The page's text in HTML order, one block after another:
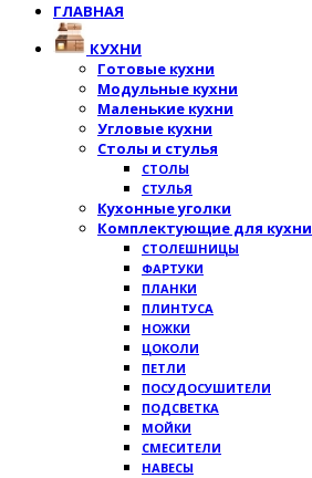
ГЛАВНАЯ
КУХНИ
Готовые кухни
Модульные кухни
Маленькие кухни
Угловые кухни
Столы и стулья
СТОЛЫ
СТУЛЬЯ
Кухонные уголки
Комплектующие для кухни
СТОЛЕШНИЦЫ
ФАРТУКИ
ПЛАНКИ
ПЛИНТУСА
НОЖКИ
ЦОКОЛИ
ПЕТЛИ
ПОСУДОСУШИТЕЛИ
ПОДСВЕТКА
МОЙКИ
СМЕСИТЕЛИ
НАВЕСЫ